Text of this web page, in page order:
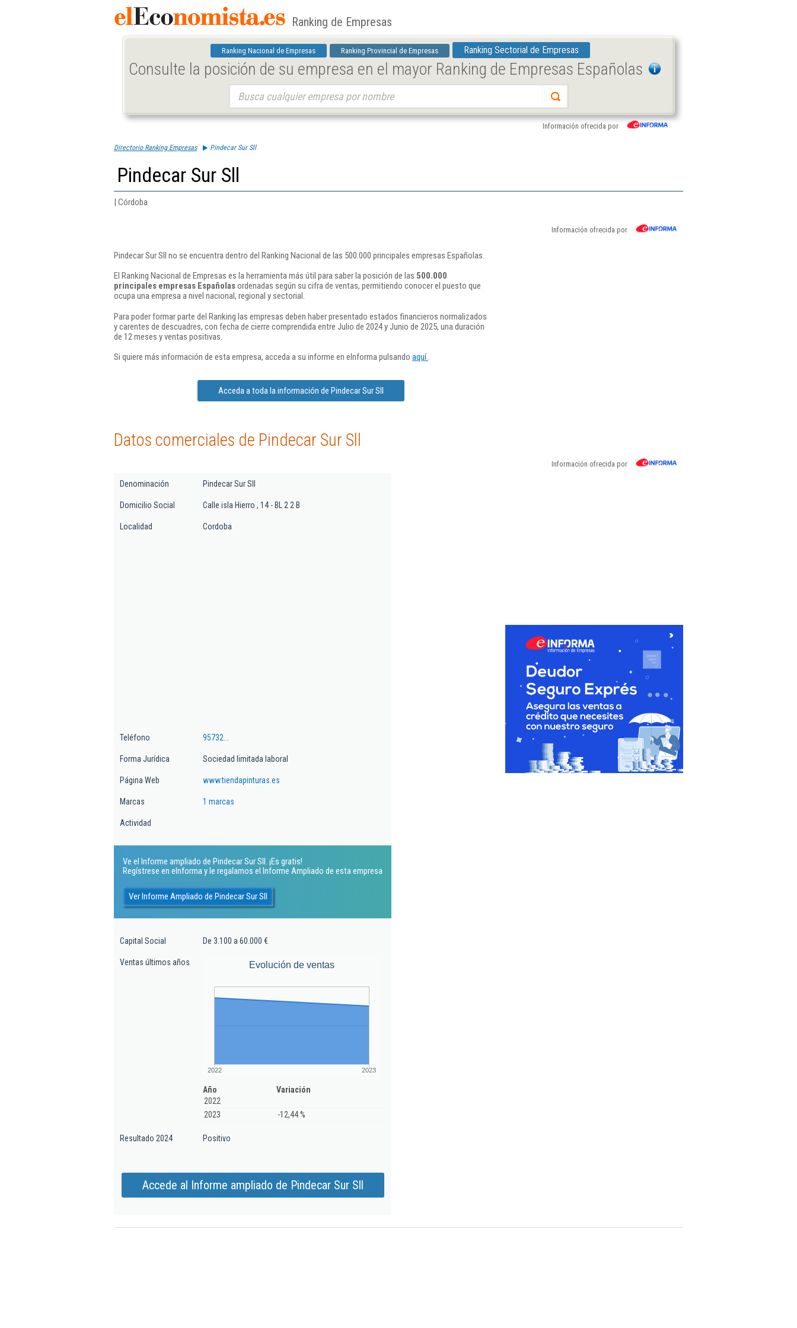
Ranking de Empresas
Ranking Nacional de Empresas Ranking Provincial de Empresas Ranking Sectorial de Empresas
Consulte la posición de su empresa en el mayor Ranking de Empresas Españolas
Información ofrecida por
Directorio Ranking Empresas Pindecar Sur Sll
Pindecar Sur Sll
| Córdoba
Información ofrecida por
Pindecar Sur Sll no se encuentra dentro del Ranking Nacional de las 500.000 principales empresas Españolas.
El Ranking Nacional de Empresas es la herramienta más útil para saber la posición de las 500.000
principales empresas Españolasordenadas según su cifra de ventas, permitiendo conocer el puesto que
ocupa una empresa a nivel nacional, regional y sectorial.
Para poder formar parte del Ranking las empresas deben haber presentado estados financieros normalizados
y carentes de descuadres, con fecha de cierre comprendida entre Julio de 2024 y Junio de 2025, una duración
de 12 meses y ventas positivas.
Si quiere más información de esta empresa, acceda a su informe en eInforma pulsando aquí.
Acceda a toda la información de Pindecar Sur Sll
Datos comerciales de Pindecar Sur Sll
Información ofrecida por
Denominación Pindecar Sur Sll
Domicilio Social Calle isla Hierro , 14 - BL 2 2 B
Localidad Cordoba
Teléfono 95732...
Forma Jurídica Sociedad limitada laboral
Página Web www.tiendapinturas.es
Marcas 1 marcas
Actividad
Ve el Informe ampliado de Pindecar Sur Sll. ¡Es gratis!
Regístrese en eInforma y le regalamos el Informe Ampliado de esta empresa
Ver Informe Ampliado de Pindecar Sur Sll
Capital Social De 3.100 a 60.000 €
Ventas últimos años Evolución de ventas
2022 2023
Año
Variación
2022
2023
-12,44 %
Resultado 2024 Positivo
Accede al Informe ampliado de Pindecar Sur Sll